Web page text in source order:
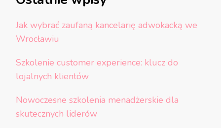
Jak wybrać zaufaną kancelarię adwokacką we
Wrocławiu
Szkolenie customer experience: klucz do
lojalnych klientów
Nowoczesne szkolenia menadżerskie dla
skutecznych liderów